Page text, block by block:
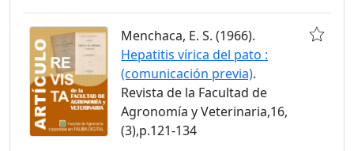
Menchaca, E. S. (1966).
Hepatitis vírica del pato :
(comunicación previa).
Revista de la Facultad de
Agronomía y Veterinaria,16,
(3),p.121-134